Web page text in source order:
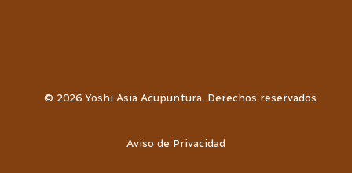
© 2026 Yoshi Asia Acupuntura. Derechos reservados
Aviso de Privacidad